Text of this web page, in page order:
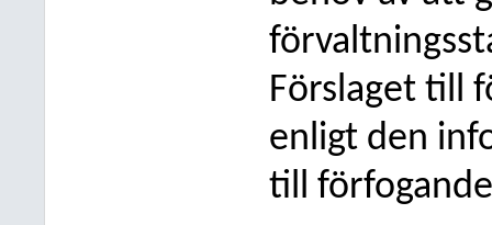
Förslaget till
enligt den
till